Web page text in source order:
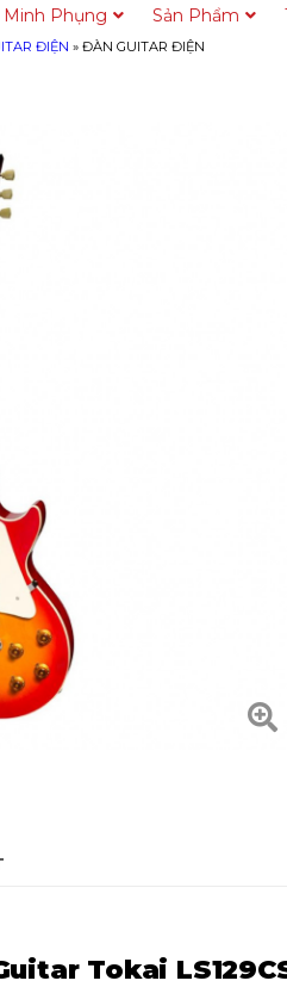
Minh Phụng Sản Phẩm
ĐIỆN » ĐÀN GUITAR ĐIỆN
Tokai